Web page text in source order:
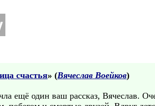
счастья» (Вячеслав Воейков)
ещё один ваш рассказ, Вячеслав.